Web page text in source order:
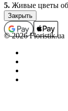
5. Живые цветы
Заказы, которые
продукции
принимаются, а
аннулированию (с
В отдельных
содержат в своем
только по
Полностью
© 2026 Floristik.ua